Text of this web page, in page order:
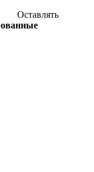
Оставлять